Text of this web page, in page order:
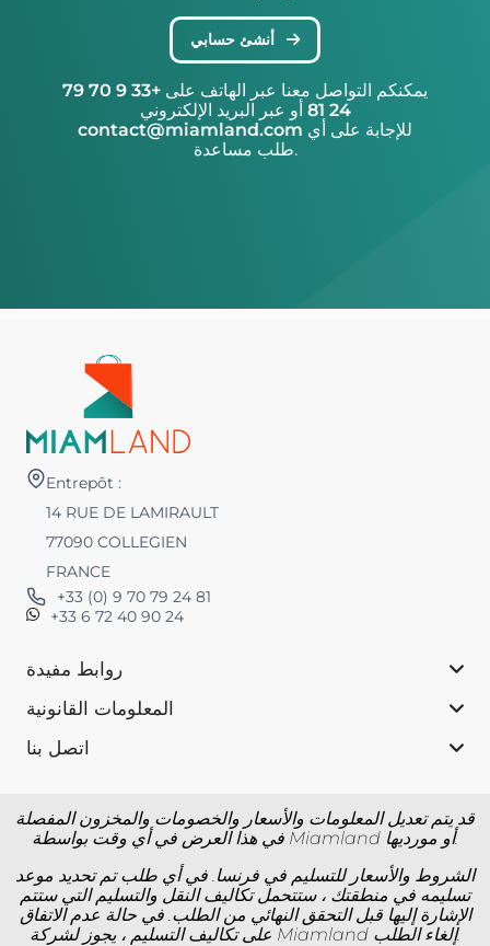
يمكنكم التواصل معنا عبر الهاتف على
+33 9 70 79
24 81
أو عبر البريد الإلكتروني
contact@miamland.com
طلب مساعدة.
Entrepôt :
14 RUE DE LAMIRAULT
77090 COLLEGIEN
FRANCE
+33 (0) 9 70 79 24 81
+33 6 72 40 90 24
روابط مفيدة
المعلومات القانونية
اتصل بنا
قد يتم تعديل المعلومات والأسعار والخصومات والمخزون المفصلة
في هذا العرض في أي وقت بواسطة Miamland أو مورديها.
الشروط والأسعار للتسليم في فرنسا. في أي طلب تم تحديد موعد
تسليمه في منطقتك ، ستتحمل تكاليف النقل والتسليم التي ستتم
الإشارة إليها قبل التحقق النهائي من الطلب. في حالة عدم الاتفاق
على تكاليف التسليم ، يجوز لشركة Miamland إلغاء الطلب.